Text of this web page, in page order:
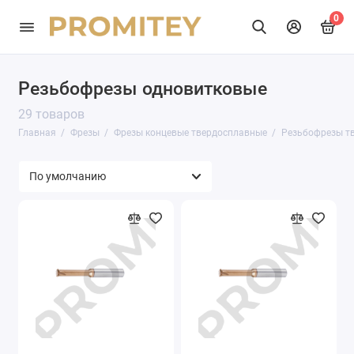
0
Резьбофрезы одновитковые
29 товаров
Главная Фрезы Фрезы концевые твердосплавные Резьбофрезы